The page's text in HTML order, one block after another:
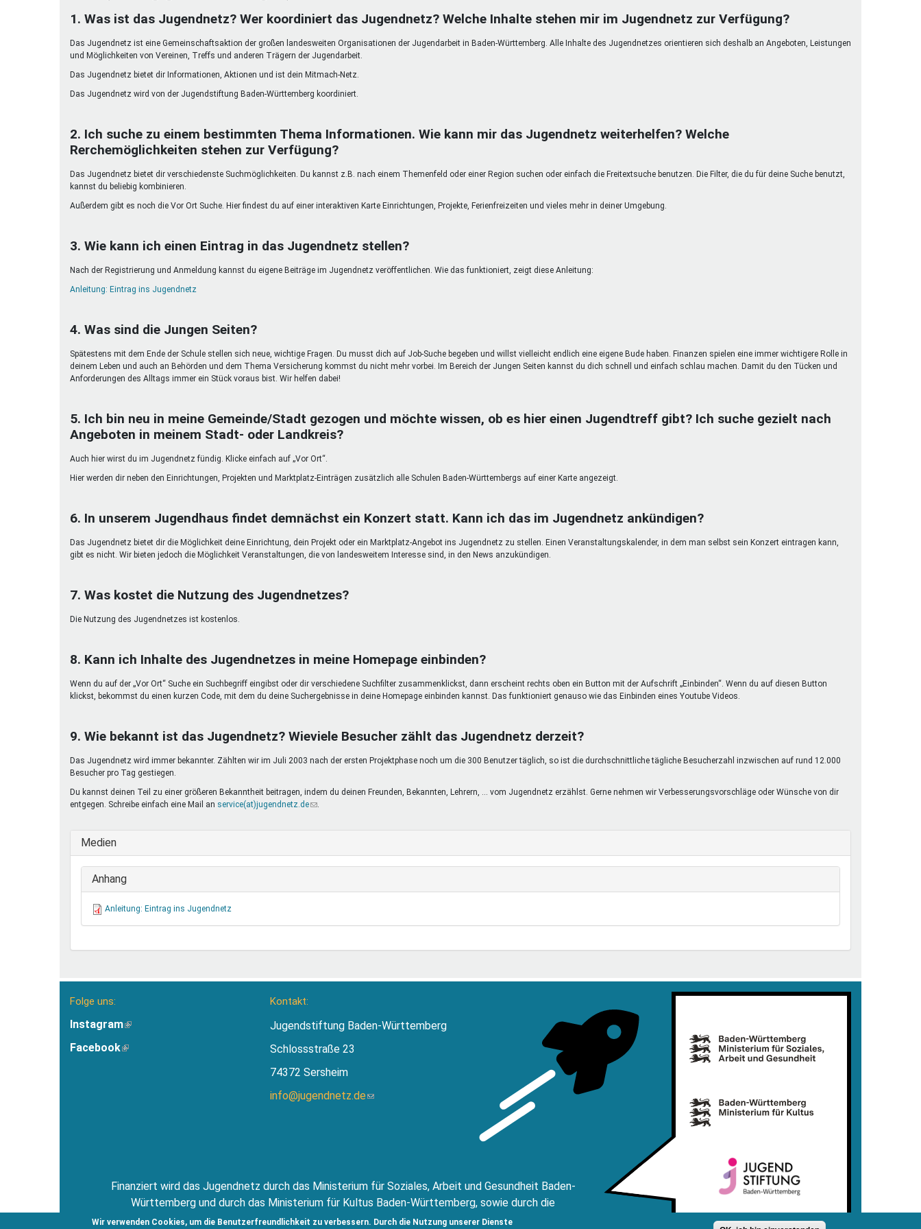
Wir verwenden Cookies, um die Benutzerfreundlichkeit zu verbessern. Durch die Nutzung unserer Dienste
Vielfaltcoach
Umweltmentoren
SMpfau (SMV)
SMV im Kultusportal
Vielfaltcoach
Jugendarbeitsnetz
1. Was ist das Jugendnetz? Wer koordiniert das Jugendnetz? Welche Inhalte stehen mir im Jugendnetz zur Verfügung?
Das Jugendnetz ist eine Gemeinschaftsaktion der großen landesweiten Organisationen der Jugendarbeit in Baden-Württemberg. Alle Inhalte des Jugendnetzes orientieren sich deshalb an Angeboten, Leistungen
und Möglichkeiten von Vereinen, Treffs und anderen Trägern der Jugendarbeit.
Das Jugendnetz bietet dir Informationen, Aktionen und ist dein Mitmach-Netz.
Das Jugendnetz wird von der Jugendstiftung Baden-Württemberg koordiniert.
2. Ich suche zu einem bestimmten Thema Informationen. Wie kann mir das Jugendnetz weiterhelfen? Welche
Rerchemöglichkeiten stehen zur Verfügung?
Das Jugendnetz bietet dir verschiedenste Suchmöglichkeiten. Du kannst z.B. nach einem Themenfeld oder einer Region suchen oder einfach die Freitextsuche benutzen. Die Filter, die du für deine Suche benutzt,
kannst du beliebig kombinieren.
Außerdem gibt es noch die Vor Ort Suche. Hier findest du auf einer interaktiven Karte Einrichtungen, Projekte, Ferienfreizeiten und vieles mehr in deiner Umgebung.
3. Wie kann ich einen Eintrag in das Jugendnetz stellen?
Nach der Registrierung und Anmeldung kannst du eigene Beiträge im Jugendnetz veröffentlichen. Wie das funktioniert, zeigt diese Anleitung:
Anleitung: Eintrag ins Jugendnetz
4. Was sind die Jungen Seiten?
Spätestens mit dem Ende der Schule stellen sich neue, wichtige Fragen. Du musst dich auf Job-Suche begeben und willst vielleicht endlich eine eigene Bude haben. Finanzen spielen eine immer wichtigere Rolle in
deinem Leben und auch an Behörden und dem Thema Versicherung kommst du nicht mehr vorbei. Im Bereich der Jungen Seiten kannst du dich schnell und einfach schlau machen. Damit du den Tücken und
Anforderungen des Alltags immer ein Stück voraus bist. Wir helfen dabei!
5. Ich bin neu in meine Gemeinde/Stadt gezogen und möchte wissen, ob es hier einen Jugendtreff gibt? Ich suche gezielt nach
Angeboten in meinem Stadt- oder Landkreis?
Auch hier wirst du im Jugendnetz fündig. Klicke einfach auf „Vor Ort“.
Hier werden dir neben den Einrichtungen, Projekten und Marktplatz-Einträgen zusätzlich alle Schulen Baden-Württembergs auf einer Karte angezeigt.
6. In unserem Jugendhaus findet demnächst ein Konzert statt. Kann ich das im Jugendnetz ankündigen?
Das Jugendnetz bietet dir die Möglichkeit deine Einrichtung, dein Projekt oder ein Marktplatz-Angebot ins Jugendnetz zu stellen. Einen Veranstaltungskalender, in dem man selbst sein Konzert eintragen kann,
gibt es nicht. Wir bieten jedoch die Möglichkeit Veranstaltungen, die von landesweitem Interesse sind, in den News anzukündigen.
7. Was kostet die Nutzung des Jugendnetzes?
Die Nutzung des Jugendnetzes ist kostenlos.
8. Kann ich Inhalte des Jugendnetzes in meine Homepage einbinden?
Wenn du auf der „Vor Ort“ Suche ein Suchbegriff eingibst oder dir verschiedene Suchfilter zusammenklickst, dann erscheint rechts oben ein Button mit der Aufschrift „Einbinden“. Wenn du auf diesen Button
klickst, bekommst du einen kurzen Code, mit dem du deine Suchergebnisse in deine Homepage einbinden kannst. Das funktioniert genauso wie das Einbinden eines Youtube Videos.
9. Wie bekannt ist das Jugendnetz? Wieviele Besucher zählt das Jugendnetz derzeit?
Das Jugendnetz wird immer bekannter. Zählten wir im Juli 2003 nach der ersten Projektphase noch um die 300 Benutzer täglich, so ist die durchschnittliche tägliche Besucherzahl inzwischen auf rund 12.000
Besucher pro Tag gestiegen.
Du kannst deinen Teil zu einer größeren Bekanntheit beitragen, indem du deinen Freunden, Bekannten, Lehrern, ... vom Jugendnetz erzählst. Gerne nehmen wir Verbesserungsvorschläge oder Wünsche von dir
entgegen. Schreibe einfach eine Mail an service(at)jugendnetz.de(Link
E-
.
Medien
Anhang
Anleitung: Eintrag ins Jugendnetz
Folge uns:
Instagram(Link
extern)
Facebook(Link
Kontakt:
Jugendstiftung Baden-Württemberg
Schlossstraße 23
74372 Sersheim
info@jugendnetz.de(Link
Finanziert wird das Jugendnetz durch das Ministerium für Soziales, Arbeit und Gesundheit Baden-
Württemberg und durch das Ministerium für Kultus Baden-Württemberg, sowie durch die
Jugendstiftung Baden Württemberg.